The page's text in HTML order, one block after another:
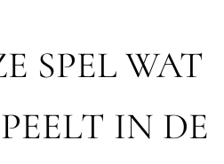
SPEL WAT
IN DE